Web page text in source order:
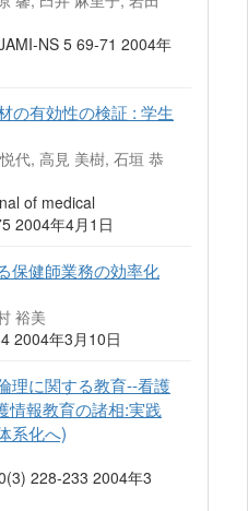
NS 5 69-71 2004年
の有効性の検証 : 学生
代, 高見 美樹, 石垣 恭
of medical
2004年4月1日
保健師業務の効率化
裕美
2004年3月10日
理に関する教育--看護
情報教育の諸相:実践
系化へ)
228-233 2004年3